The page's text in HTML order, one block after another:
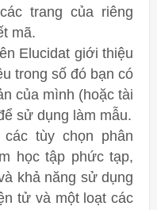
trang của riêng
mã.
Elucidat giới thiệu
trong số đó bạn có
của mình (hoặc tài
sử dụng làm mẫu.
tùy chọn phân
học tập phức tạp,
khả năng sử dụng
tử và một loạt các